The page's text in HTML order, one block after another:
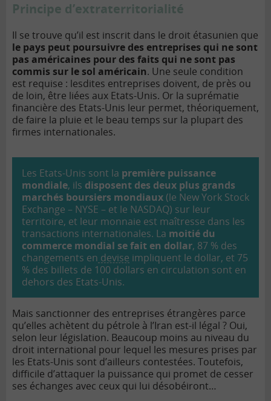
Principe d’extraterritorialité
Il se trouve qu’il est inscrit dans le droit étasunien que
le pays peut poursuivre des entreprises qui ne sont
pas américaines pour des faits qui ne sont pas
commis sur le sol américain. Une seule condition
est requise : lesdites entreprises doivent, de près ou
de loin, être liées aux Etats-Unis. Or la suprématie
financière des Etats-Unis leur permet, théoriquement,
de faire la pluie et le beau temps sur la plupart des
firmes internationales.
Les Etats-Unis sont la première puissance
mondiale, ils disposent des deux plus grands
marchés boursiers mondiaux (le New York Stock
Exchange – NYSE – et le NASDAQ) sur leur
territoire, et leur monnaie est maîtresse dans les
transactions internationales. La moitié du
commerce mondial se fait en dollar, 87 % des
changements en devise impliquent le dollar, et 75
% des billets de 100 dollars en circulation sont en
dehors des Etats-Unis.
Mais sanctionner des entreprises étrangères parce
qu’elles achètent du pétrole à l’Iran est-il légal ? Oui,
selon leur législation. Beaucoup moins au niveau du
droit international pour lequel les mesures prises par
les Etats-Unis sont d’ailleurs contestées. Toutefois,
difficile d’attaquer la puissance qui promet de cesser
ses échanges avec ceux qui lui désobéiront…